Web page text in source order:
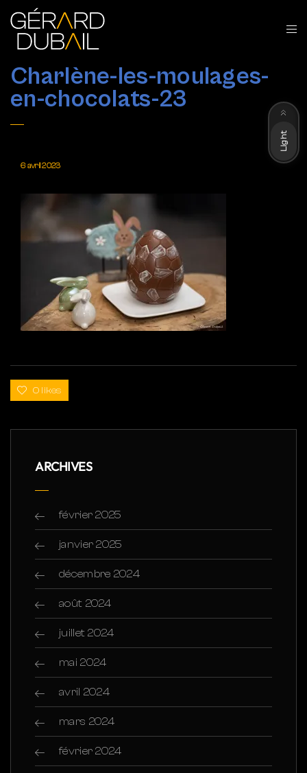
Charlène-les-moulages-
en-chocolats-23
6 avril 2023
0 likes
ARCHIVES
février 2025
janvier 2025
décembre 2024
août 2024
juillet 2024
mai 2024
avril 2024
mars 2024
février 2024
Light
Dark